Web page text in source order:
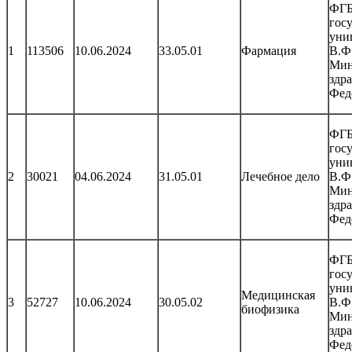
1 113506 10.06.2024 33.05.01 Фармация
2 30021 04.06.2024 31.05.01 Лечебное дело
3 52727 10.06.2024 30.05.02
Медицинская
биофизика